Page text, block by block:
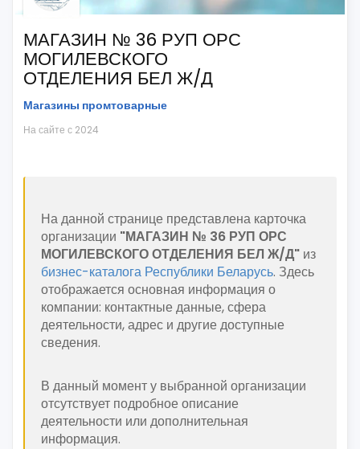
МАГАЗИН № 36 РУП ОРС
МОГИЛЕВСКОГО
ОТДЕЛЕНИЯ БЕЛ Ж/Д
Магазины промтоварные
На сайте с 2024
На данной странице представлена карточка
организации "МАГАЗИН № 36 РУП ОРС
МОГИЛЕВСКОГО ОТДЕЛЕНИЯ БЕЛ Ж/Д" из
бизнес-каталога Республики Беларусь. Здесь
отображается основная информация о
компании: контактные данные, сфера
деятельности, адрес и другие доступные
сведения.
В данный момент у выбранной организации
отсутствует подробное описание
деятельности или дополнительная
информация.